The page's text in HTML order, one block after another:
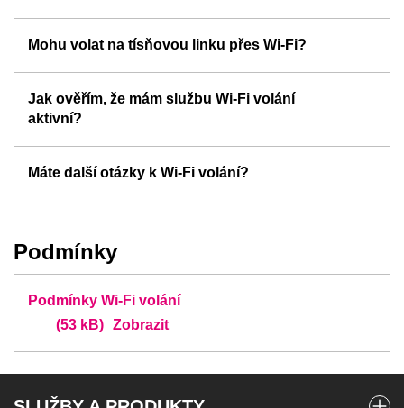
Mohu volat na tísňovou linku přes Wi-Fi?
Jak ověřím, že mám službu Wi-Fi volání
aktivní?
Máte další otázky k Wi-Fi volání?
Podmínky
Podmínky Wi-Fi volání
(53 kB) Zobrazit